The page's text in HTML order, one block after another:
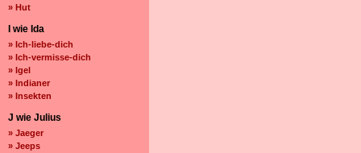
» Hut
I wie Ida
» Ich-liebe-dich
» Ich-vermisse-dich
» Igel
» Indianer
» Insekten
J wie Julius
» Jaeger
» Jeeps